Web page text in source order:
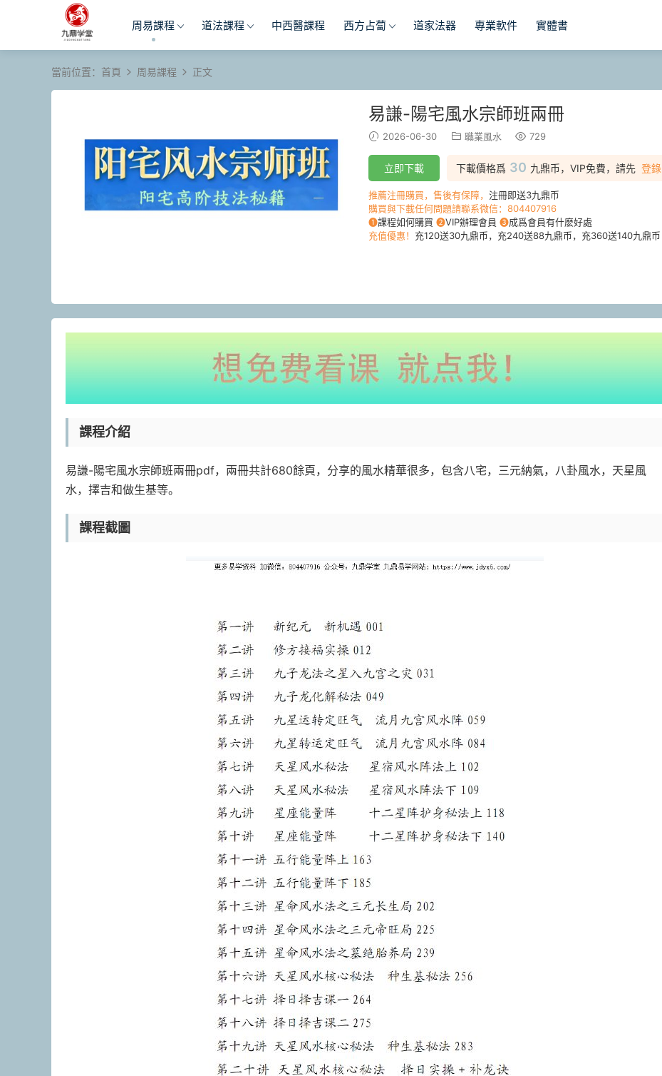
周易課程 道法課程 中西醫課程 西方占蔔 道家法器 專業軟件 實體書
當前位置： 首頁 周易課程 正文
易謙-陽宅風水宗師班兩冊
2026-06-30 職業風水 729
下載價格爲 30 九鼎币，VIP免費，請先 登錄
立即下載
推薦注冊購買，售後有保障， 注冊即送3九鼎币
購買與下載任何問題請聯系微信：804407916
❶課程如何購買 ❷VIP辦理會員 ❸成爲會員有什麽好處
充值優惠！ 充120送30九鼎币，充240送88九鼎币，充360送140九鼎币
課程介紹
易謙-陽宅風水宗師班兩冊pdf，兩冊共計680餘頁，分享的風水精華很多，包含八宅，三元納氣，八卦風水，天星風
水，擇吉和做生基等。
課程截圖